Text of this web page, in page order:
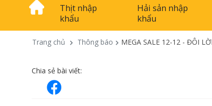
Thịt nhập
khẩu
Hải sản nhập
khẩu
Trang chủ Thông báo MEGA SALE 12-12 - ĐÔI
Chia sẻ bài viết: